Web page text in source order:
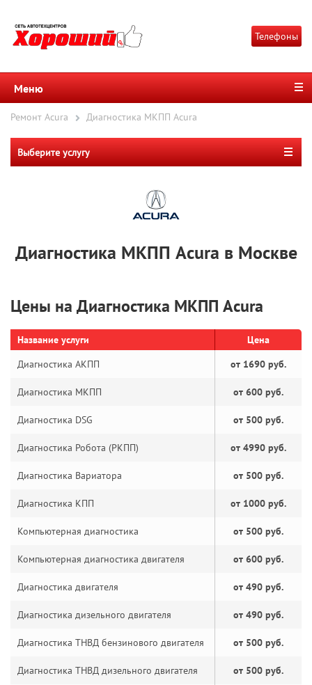
Телефоны
Меню
Ремонт Acura Диагностика МКПП Acura
Выберите услугу
Диагностика МКПП Acura в Москве
Цены на Диагностика МКПП Acura
Название услуги
Цена
Диагностика АКПП
от 1690 руб.
Диагностика МКПП от 600 руб.
Диагностика DSG от 500 руб.
Диагностика Робота (РКПП) от 4990 руб.
Диагностика Вариатора от 500 руб.
Диагностика КПП от 1000 руб.
Компьютерная диагностика от 500 руб.
Компьютерная диагностика двигателя от 600 руб.
Диагностика двигателя от 490 руб.
Диагностика дизельного двигателя от 490 руб.
Диагностика ТНВД бензинового двигателя от 500 руб.
Диагностика ТНВД дизельного двигателя от 500 руб.